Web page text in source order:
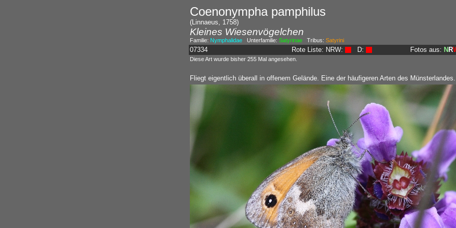
Coenonympha pamphilus
(Linnaeus, 1758)
Kleines Wiesenvögelchen
Familie: NymphalidaeUnterfamilie: SatyrinaeTribus: Satyrini
07334 Rote Liste: NRW: D: Fotos aus: N R
Diese Art wurde bisher 255 Mal angesehen.
Fliegt eigentlich überall in offenem Gelände. Eine der häufigeren Arten des Münsterlandes.